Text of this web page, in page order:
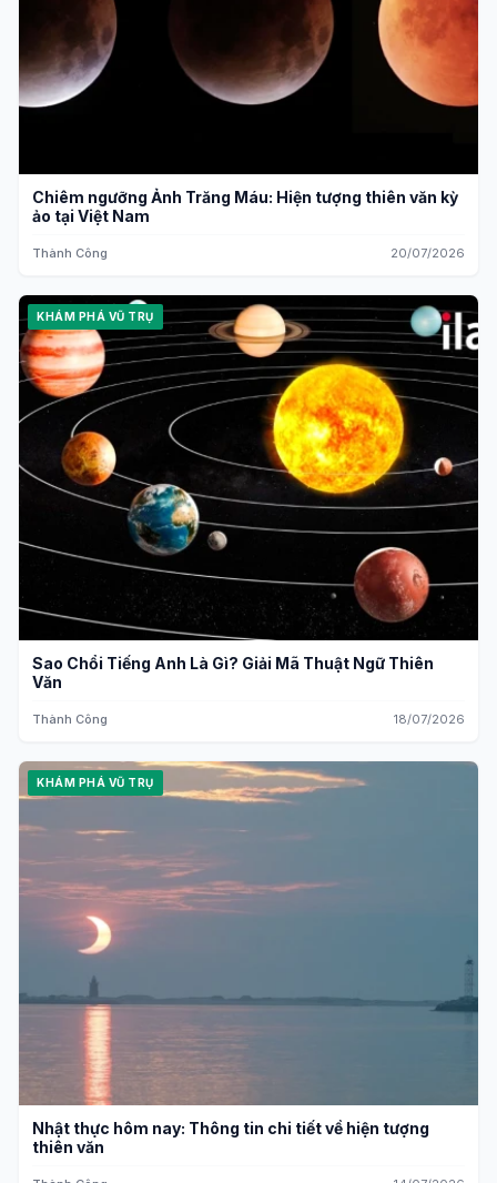
Chiêm ngưỡng Ảnh Trăng Máu: Hiện tượng thiên văn kỳ
ảo tại Việt Nam
Thành Công 20/07/2026
KHÁM PHÁ VŨ TRỤ
Sao Chổi Tiếng Anh Là Gì? Giải Mã Thuật Ngữ Thiên
Văn
Thành Công 18/07/2026
KHÁM PHÁ VŨ TRỤ
Nhật thực hôm nay: Thông tin chi tiết về hiện tượng
thiên văn